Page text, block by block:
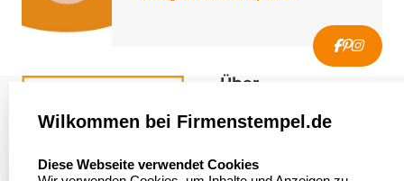
Asterlager Straße 97
Über
Über uns
Bewerten Sie uns
Wilkommen bei Firmenstempel.de
Diese Webseite verwendet Cookies